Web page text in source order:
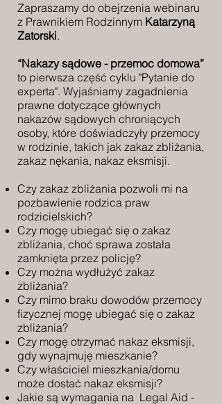
Zapraszamy do obejrzenia webinaru
z Prawnikiem Rodzinnym Katarzyną
Zatorski.
“Nakazy sądowe - przemoc domowa”
to pierwsza część cyklu "Pytanie do
experta". Wyjaśniamy zagadnienia
prawne dotyczące głównych
nakazów sądowych chroniących
osoby, które doświadczyły przemocy
w rodzinie, takich jak zakaz zbliżania,
zakaz nękania, nakaz eksmisji.
Czy zakaz zbliżania pozwoli mi na
pozbawienie rodzica praw
rodzicielskich?
Czy mogę ubiegać się o zakaz
zbliżania, choć sprawa została
zamknięta przez policję?
Czy można wydłużyć zakaz
zbliżania?
Czy mimo braku dowodów przemocy
fizycznej mogę ubiegać się o zakaz
zbliżania?
Czy mogę otrzymać nakaz eksmisji,
gdy wynajmuję mieszkanie?
Czy właściciel mieszkania/domu
może dostać nakaz eksmisji?
Jakie są wymagania na Legal Aid -